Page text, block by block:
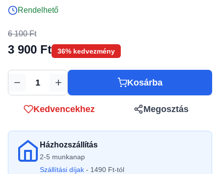
Rendelhető
6 100 Ft
3 900 Ft 36% kedvezmény
Mennyiség Kosárba
Kedvencekhez Megosztás
Házhozszállítás
2-5 munkanap
Szállítási díjak - 1490 Ft-tól